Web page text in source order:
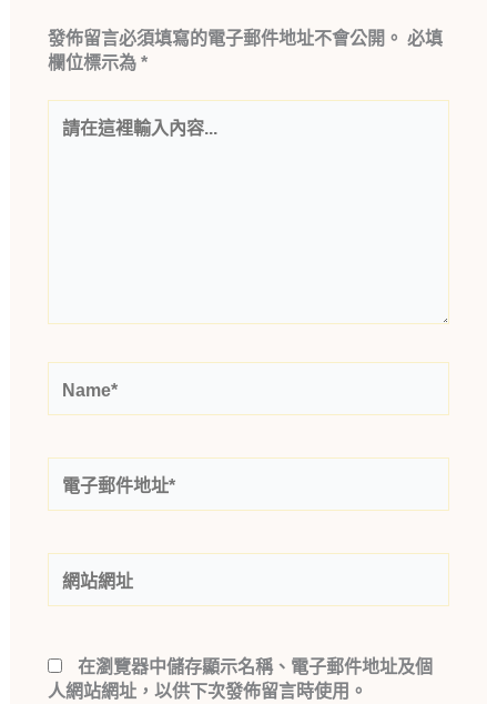
發佈留言必須填寫的電子郵件地址不會公開。 必填
欄位標示為*
在
子
郵
址
*
站
網
在瀏覽器中儲存顯示名稱、電子郵件地址及個
人網站網址，以供下次發佈留言時使用。